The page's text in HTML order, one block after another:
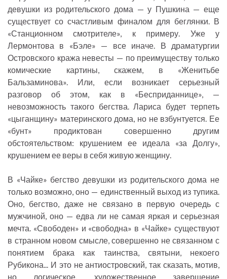
девушки из родительского дома — у Пушкина — еще
существует со счастливым финалом для беглянки. В
«Станционном смотрителе», к примеру. Уже у
Лермонтова в «Бэле» — все иначе. В драматургии
Островского кража невесты — по преимуществу только
комические картины, скажем, в «Женитьбе
Бальзаминова». Или, если возникает серьезный
разговор об этом, как в «Бесприданнице», —
невозможность такого бегства. Лариса будет терпеть
«цыганщину» материнского дома, но не взбунтуется. Ее
«бунт» продиктован совершенно другим
обстоятельством: крушением ее идеала «за Долгу»,
крушением ее веры в себя живую женщину.
В «Чайке» бегство девушки из родительского дома не
только возможно, оно — единственный выход из тупика.
Оно, бегство, даже не связано в первую очередь с
мужчиной, оно — едва ли не самая яркая и серьезная
мечта. «Свободен» и «свободна» в «Чайке» существуют
в странном новом смысле, совершенно не связанном с
понятием брака как таинства, святыни, некоего
Рубикона... И это не антиостровский, так сказать, мотив,
но логическое, художественное завершение